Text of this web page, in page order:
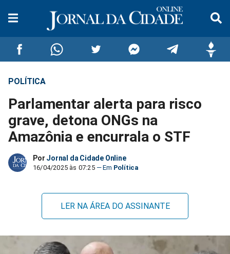
Compartilhar
no
Facebook
Compartilhar
no
Whatsapp
no
Twitter
no
Messenger
no
Telegram
POLÍTICA
Parlamentar alerta para risco
grave, detona ONGs na
Amazônia e encurrala o STF
Por Jornal da Cidade Online
16/04/2025 às 07:25 Política
LER NA ÁREA DO ASSINANTE